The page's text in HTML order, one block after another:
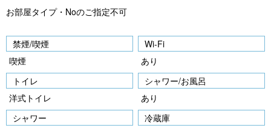
お部屋タイプ・Noのご指定不可
禁煙/喫煙
喫煙
Wi-Fi
あり
トイレ
洋式トイレ
シャワー/お風呂
あり
シャワー
冷蔵庫